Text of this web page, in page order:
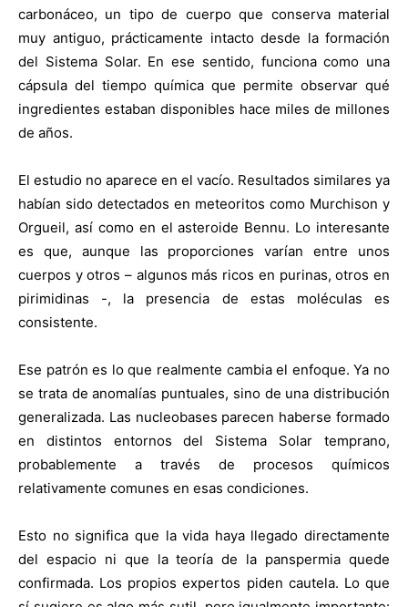
carbonáceo, un tipo de cuerpo que conserva material
muy antiguo, prácticamente intacto desde la formación
del Sistema Solar. En ese sentido, funciona como una
cápsula del tiempo química que permite observar qué
ingredientes estaban disponibles hace miles de millones
de años.
El estudio no aparece en el vacío. Resultados similares ya
habían sido detectados en meteoritos como Murchison y
Orgueil, así como en el asteroide Bennu. Lo interesante
es que, aunque las proporciones varían entre unos
cuerpos y otros – algunos más ricos en purinas, otros en
pirimidinas -, la presencia de estas moléculas es
consistente.
Ese patrón es lo que realmente cambia el enfoque. Ya no
se trata de anomalías puntuales, sino de una distribución
generalizada. Las nucleobases parecen haberse formado
en distintos entornos del Sistema Solar temprano,
probablemente a través de procesos químicos
relativamente comunes en esas condiciones.
Esto no significa que la vida haya llegado directamente
del espacio ni que la teoría de la panspermia quede
confirmada. Los propios expertos piden cautela. Lo que